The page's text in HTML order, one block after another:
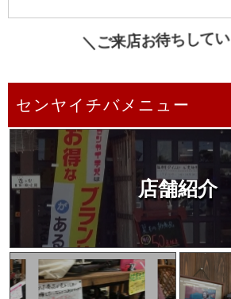
＼ご来店お待ちしてい
センヤイチバメニュー
店舗紹介